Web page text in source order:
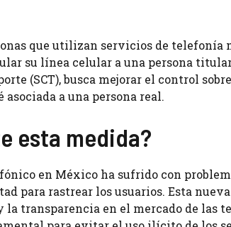
que utilizan servicios de
su línea celular a una persona
(SCT), busca mejorar el control
a una persona real.
esta medida?
en México ha sufrido con
para rastrear los usuarios. Esta
transparencia en el mercado de las